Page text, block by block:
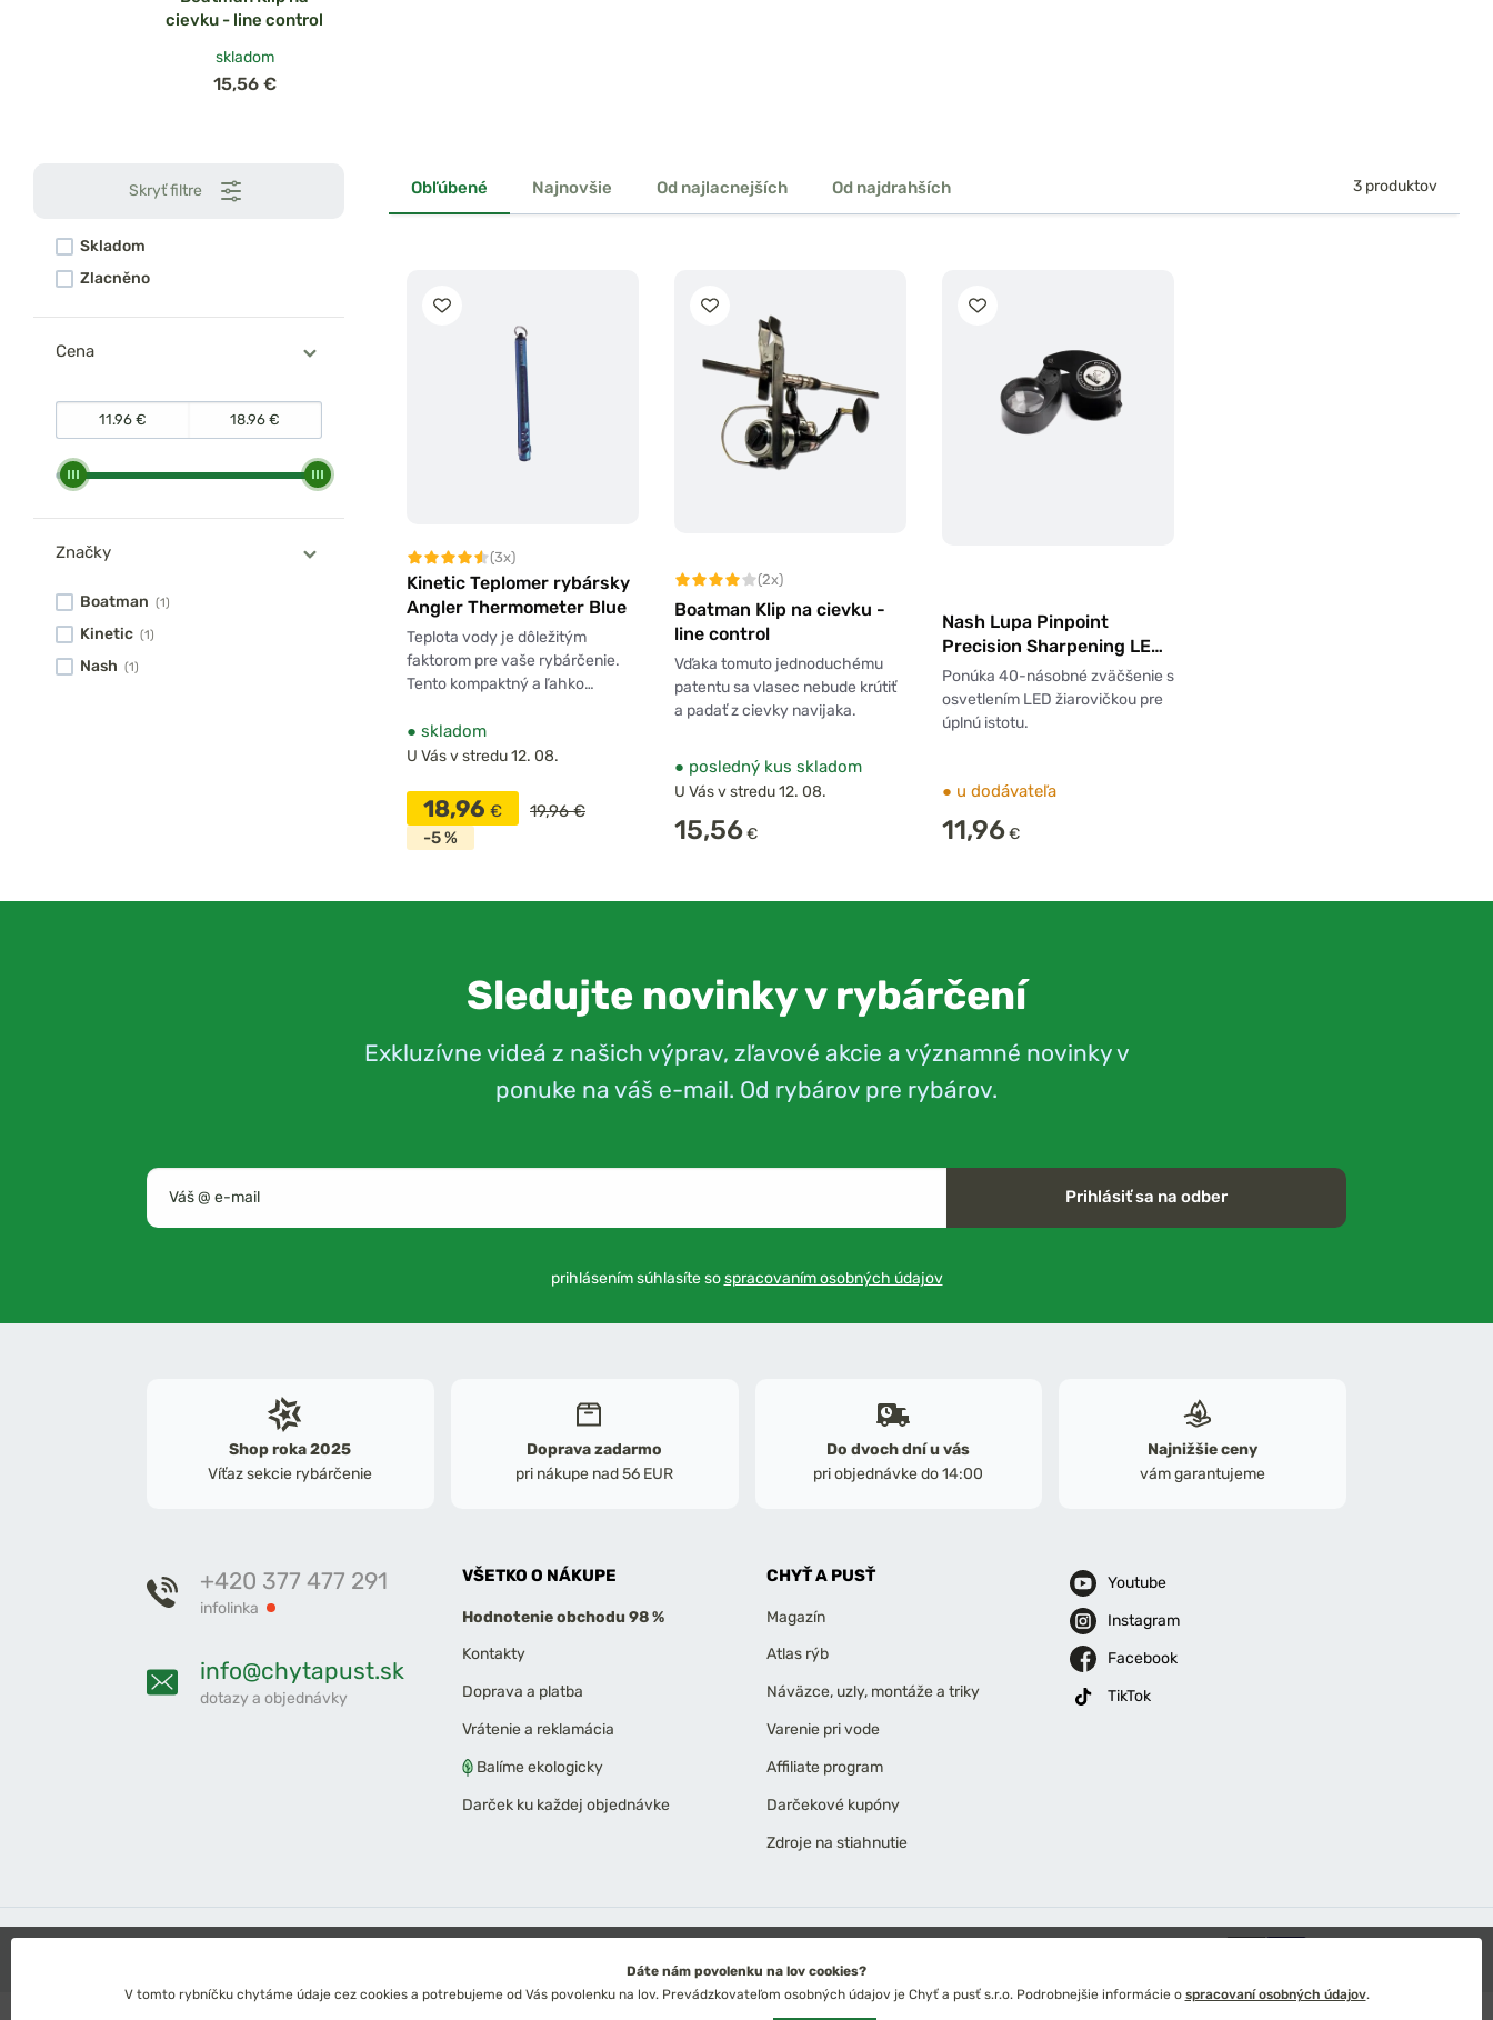
cievku - line control
skladom
15,56 €
Skryť filtre
Skladom
Zlacněno
Cena
Značky
Boatman (1)
Kinetic (1)
Nash (1)
Obľúbené Najnovšie Od najlacnejších Od najdrahších 3 produktov
(3x)
Kinetic Teplomer rybársky
Angler Thermometer Blue
Teplota vody je dôležitým
faktorom pre vaše rybárčenie.
Tento kompaktný a ľahko…
● skladom
U Vás v stredu 12. 08.
18,96 €
19,96 €
-5 %
(2x)
Boatman Klip na cievku -
line control
Vďaka tomuto jednoduchému
patentu sa vlasec nebude krútiť
a padať z cievky navijaka.
● posledný kus skladom
U Vás v stredu 12. 08.
15,56€
Nash Lupa Pinpoint
Precision Sharpening LED
Eye Glass
Ponúka 40-násobné zväčšenie s
osvetlením LED žiarovičkou pre
úplnú istotu.
● u dodávateľa
11,96€
Sledujte novinky v rybárčení
Exkluzívne videá z našich výprav, zľavové akcie a významné novinky v
ponuke na váš e-mail. Od rybárov pre rybárov.
Prihlásiť sa na odber
prihlásením súhlasíte sospracovaním osobných údajov
Shop roka 2025
Víťaz sekcie rybárčenie
Doprava zadarmo
pri nákupe nad 56 EUR
Do dvoch dní u vás
pri objednávke do 14:00
Najnižšie ceny
vám garantujeme
+420 377 477 291
infolinka
info@chytapust.sk
dotazy a objednávky
VŠETKO O NÁKUPE
Hodnotenie obchodu 98 %
Kontakty
Doprava a platba
Vrátenie a reklamácia
Balíme ekologicky
Darček ku každej objednávke
CHYŤ A PUSŤ
Magazín
Atlas rýb
Náväzce, uzly, montáže a triky
Varenie pri vode
Affiliate program
Darčekové kupóny
Zdroje na stiahnutie
Youtube
Instagram
Facebook
TikTok
Dáte nám povolenku na lov cookies?
V tomto rybníčku chytáme údaje cez cookies a potrebujeme od Vás povolenku na lov. Prevádzkovateľom osobných údajov je Chyť a pusť s.r.o. Podrobnejšie informácie o spracovaní osobných údajov.